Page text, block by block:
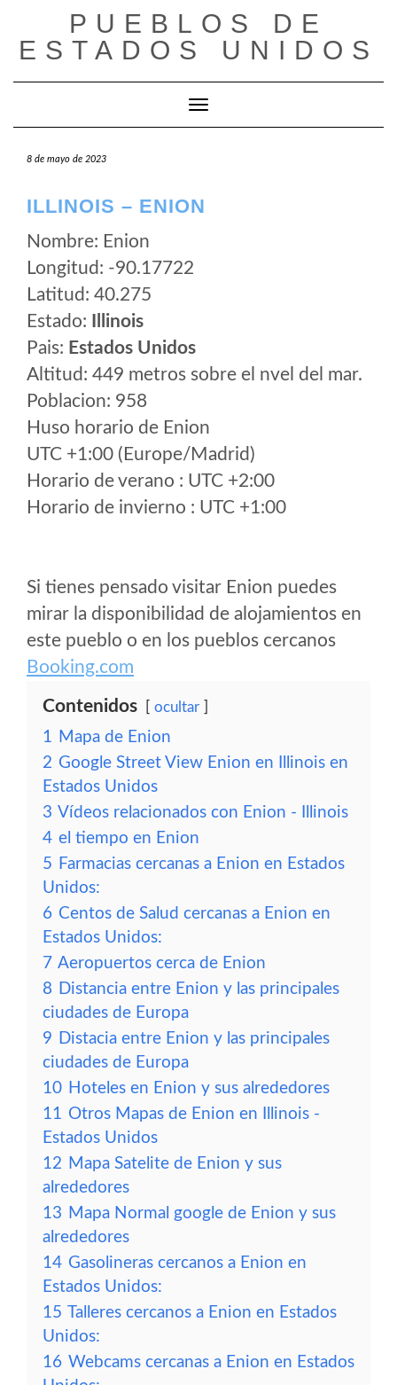
contenido
PUEBLOS DE
ESTADOS UNIDOS
Cambiar modo de navegación
8 de mayo de 2023
ILLINOIS – ENION
Nombre: Enion
Longitud: -90.17722
Latitud: 40.275
Estado:
Illinois
Pais: Estados Unidos
Altitud: 449 metros sobre el nvel del mar.
Poblacion: 958
Huso horario de Enion
UTC +1:00 (Europe/Madrid)
Horario de verano : UTC +2:00
Horario de invierno : UTC +1:00
Si tienes pensado visitar Enion puedes
mirar la disponibilidad de alojamientos en
este pueblo o en los pueblos cercanos
Booking.com
Contenidos ocultar
1 Mapa de Enion
2 Google Street View Enion en Illinois en
Estados Unidos
3 Vídeos relacionados con Enion - Illinois
4 el tiempo en Enion
5 Farmacias cercanas a Enion en Estados
Unidos:
6 Centos de Salud cercanas a Enion en
Estados Unidos:
7 Aeropuertos cerca de Enion
8 Distancia entre Enion y las principales
ciudades de Europa
9 Distacia entre Enion y las principales
ciudades de Europa
10 Hoteles en Enion y sus alrededores
11 Otros Mapas de Enion en Illinois -
Estados Unidos
12 Mapa Satelite de Enion y sus
alrededores
13 Mapa Normal google de Enion y sus
alrededores
14 Gasolineras cercanos a Enion en
Estados Unidos:
15 Talleres cercanos a Enion en Estados
Unidos:
16 Webcams cercanas a Enion en Estados